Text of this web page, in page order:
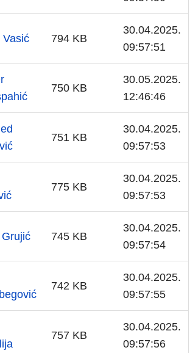
Vasić 794 KB
30.04.2025.
09:57:51
750 KB
30.05.2025.
12:46:46
751 KB
30.04.2025.
09:57:53
775 KB
30.04.2025.
09:57:53
745 KB
30.04.2025.
09:57:54
742 KB
30.04.2025.
09:57:55
757 KB
30.04.2025.
09:57:56